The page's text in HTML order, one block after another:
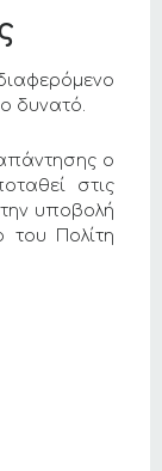
δυνατό.
ο
στις
υποβολή
του Πολίτη